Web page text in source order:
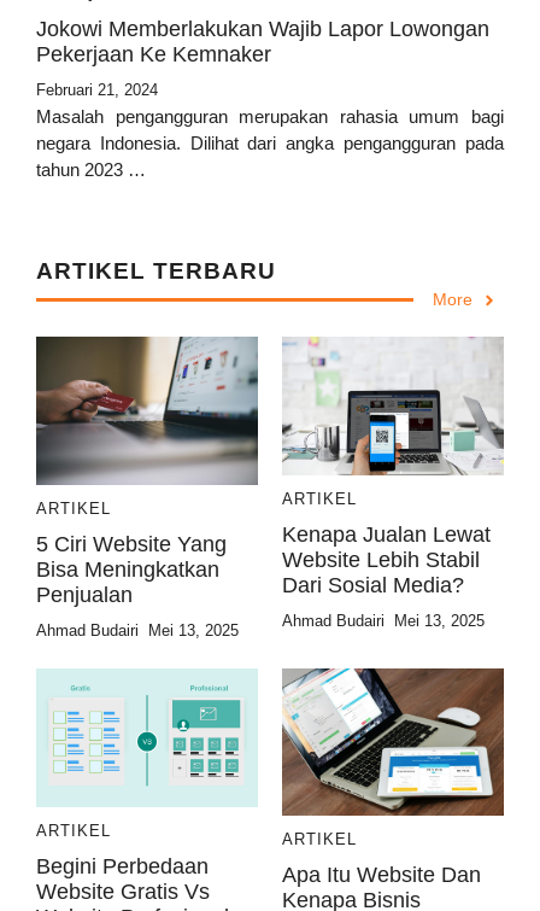
Jokowi Memberlakukan Wajib Lapor Lowongan
Pekerjaan Ke Kemnaker
Februari 21, 2024
Masalah pengangguran merupakan rahasia umum bagi
negara Indonesia. Dilihat dari angka pengangguran pada
tahun 2023 …
ARTIKEL TERBARU
More
ARTIKEL
5 Ciri Website Yang
Bisa Meningkatkan
Penjualan
Ahmad Budairi Mei 13, 2025
ARTIKEL
Kenapa Jualan Lewat
Website Lebih Stabil
Dari Sosial Media?
Ahmad Budairi Mei 13, 2025
ARTIKEL
Begini Perbedaan
Website Gratis Vs
ARTIKEL
Apa Itu Website Dan
Kenapa Bisnis